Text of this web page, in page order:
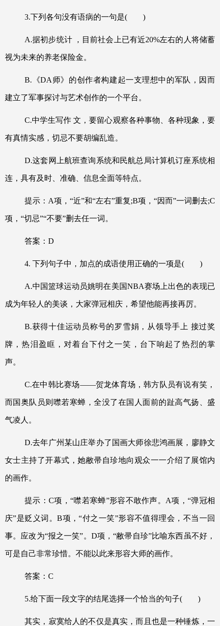
3.下列各句没有语病的一句是( )
A.据初步统计 ，目前社会上已有近20%左右的人将储蓄
视为未来的养老保险金。
B. 《DA 师》的创作者构建起一支理想中的军队，因而
建立了军事探讨与艺术创作的一个平台。
C.中学生写作 文，要留心观察各种事物、各种现象，要
有真情实感，切忌不要胡编乱造。
D.这套网上航班查询系统和民航总局计算机订座系统相
连，具有及时、准确、信息全面等特点。
提示： A项， “近”和“左右”重复;B项， “因而”一词删去;C
项， “切忌”“不要”删去任一词。
答案： D
4. 下列句子中，加点的成语使用正确的一项是( )
A.中国篮球运动员姚明在美国NBA赛场上出色的表现已
成为年轻人的美谈，大家弹冠相庆，希望他能再接再厉。
B.获得十佳运动员称号的罗雪娟，从领导手上 接过奖
牌，热泪盈眶，对着台下付之一笑，台下响起了热烈的掌
声。
C.在中韩比赛场——贺龙体育场，韩方队员有说有笑，
而国奥队员则噤若寒蝉，全没了在国人面前的趾高气扬、盛
气凌人。
D.去年广州某山庄举办了国画大师徐悲鸿画展，廖静文
女士主持了开幕式，她敝帚自珍地向观众一一介绍了展馆内
的画作。
提示： C项， “噤若寒蝉”形容不敢作声。 A项，“弹冠相
庆”是贬义词。B项，“付之一笑”形容不值得理会，不当一回
事。应改为“报之一笑”。 D项，“敝帚自珍”比喻东西虽不好，
可是自己非常珍惜。不能以此来形容大师的画作。
答案： C
5.给下面一段文字的结尾选择一个恰当的句子( )
其实，寂寞给人的不仅是真实，而且也是一种锤炼，一